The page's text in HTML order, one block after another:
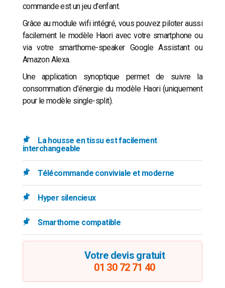
commande est un jeu d’enfant.
Grâce au module wifi intégré, vous pouvez piloter aussi
facilement le modèle Haori avec votre smartphone ou
via votre smarthome-speaker Google Assistant ou
Amazon Alexa.
Une application synoptique permet de suivre la
consommation d’énergie du modèle Haori (uniquement
pour le modèle single-split).
La housse en tissu est facilement
interchangeable
Télécommande conviviale et moderne
Hyper silencieux
Smarthome compatible
Votre devis gratuit
01 30 72 71 40